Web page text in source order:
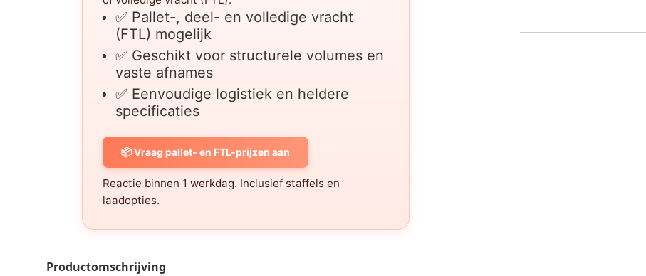
✅ Pallet-, deel- en volledige vracht
(FTL) mogelijk
✅ Geschikt voor structurele volumes en
vaste afnames
✅ Eenvoudige logistiek en heldere
specificaties
📦 Vraag pallet- en FTL-prijzen aan
Reactie binnen 1 werkdag. Inclusief staffels en
laadopties.
Productomschrijving